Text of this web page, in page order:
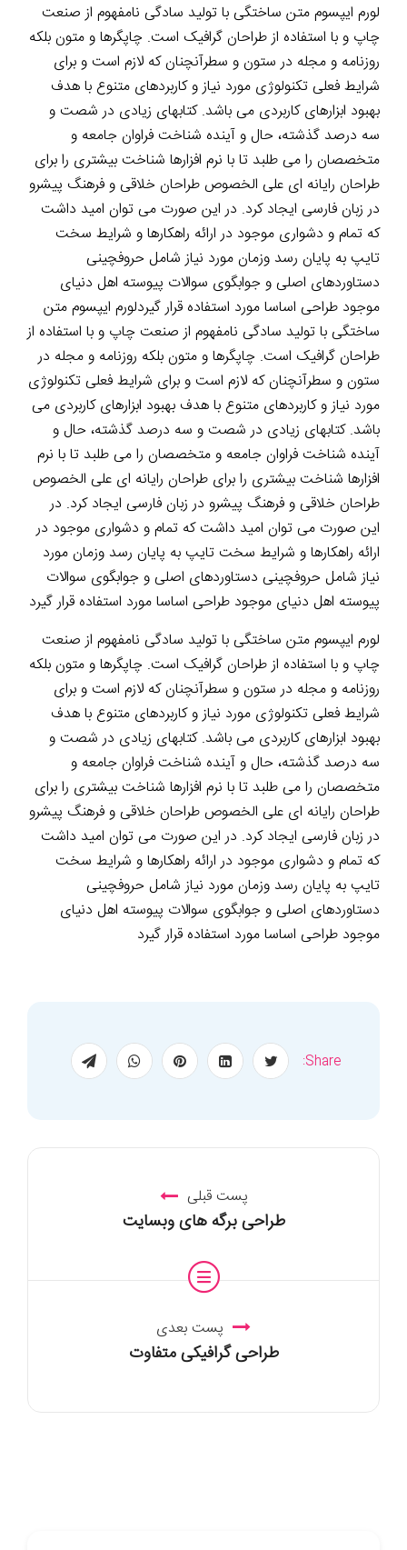
لورم ایپسوم متن ساختگی با تولید سادگی نامفهوم از صنعت
چاپ و با استفاده از طراحان گرافیک است. چاپگرها و متون بلکه
روزنامه و مجله در ستون و سطرآنچنان که لازم است و برای
شرایط فعلی تکنولوژی مورد نیاز و کاربردهای متنوع با هدف
بهبود ابزارهای کاربردی می باشد. کتابهای زیادی در شصت و
سه درصد گذشته، حال و آینده شناخت فراوان جامعه و
متخصصان را می طلبد تا با نرم افزارها شناخت بیشتری را برای
طراحان رایانه ای علی الخصوص طراحان خلاقی و فرهنگ پیشرو
در زبان فارسی ایجاد کرد. در این صورت می توان امید داشت
که تمام و دشواری موجود در ارائه راهکارها و شرایط سخت
تایپ به پایان رسد وزمان مورد نیاز شامل حروفچینی
دستاوردهای اصلی و جوابگوی سوالات پیوسته اهل دنیای
موجود طراحی اساسا مورد استفاده قرار گیردلورم ایپسوم متن
ساختگی با تولید سادگی نامفهوم از صنعت چاپ و با استفاده از
طراحان گرافیک است. چاپگرها و متون بلکه روزنامه و مجله در
ستون و سطرآنچنان که لازم است و برای شرایط فعلی تکنولوژی
مورد نیاز و کاربردهای متنوع با هدف بهبود ابزارهای کاربردی می
باشد. کتابهای زیادی در شصت و سه درصد گذشته، حال و
آینده شناخت فراوان جامعه و متخصصان را می طلبد تا با نرم
افزارها شناخت بیشتری را برای طراحان رایانه ای علی الخصوص
طراحان خلاقی و فرهنگ پیشرو در زبان فارسی ایجاد کرد. در
این صورت می توان امید داشت که تمام و دشواری موجود در
ارائه راهکارها و شرایط سخت تایپ به پایان رسد وزمان مورد
نیاز شامل حروفچینی دستاوردهای اصلی و جوابگوی سوالات
پیوسته اهل دنیای موجود طراحی اساسا مورد استفاده قرار گیرد
لورم ایپسوم متن ساختگی با تولید سادگی نامفهوم از صنعت
چاپ و با استفاده از طراحان گرافیک است. چاپگرها و متون بلکه
روزنامه و مجله در ستون و سطرآنچنان که لازم است و برای
شرایط فعلی تکنولوژی مورد نیاز و کاربردهای متنوع با هدف
بهبود ابزارهای کاربردی می باشد. کتابهای زیادی در شصت و
سه درصد گذشته، حال و آینده شناخت فراوان جامعه و
متخصصان را می طلبد تا با نرم افزارها شناخت بیشتری را برای
طراحان رایانه ای علی الخصوص طراحان خلاقی و فرهنگ پیشرو
در زبان فارسی ایجاد کرد. در این صورت می توان امید داشت
که تمام و دشواری موجود در ارائه راهکارها و شرایط سخت
تایپ به پایان رسد وزمان مورد نیاز شامل حروفچینی
دستاوردهای اصلی و جوابگوی سوالات پیوسته اهل دنیای
موجود طراحی اساسا مورد استفاده قرار گیرد
Share:
پست قبلی
طراحی برگه های وبسایت
پست بعدی
طراحی گرافیکی متفاوت